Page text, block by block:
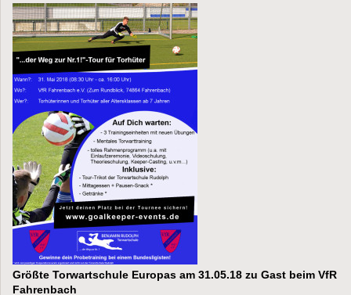
Größte Torwartschule Europas am 31.05.18 zu Gast beim VfR
Fahrenbach